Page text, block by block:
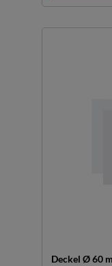
Deckel Ø 60